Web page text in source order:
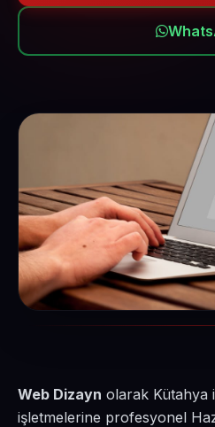
Web Dizayn olarak Kütahya
işletmelerine profesyonel